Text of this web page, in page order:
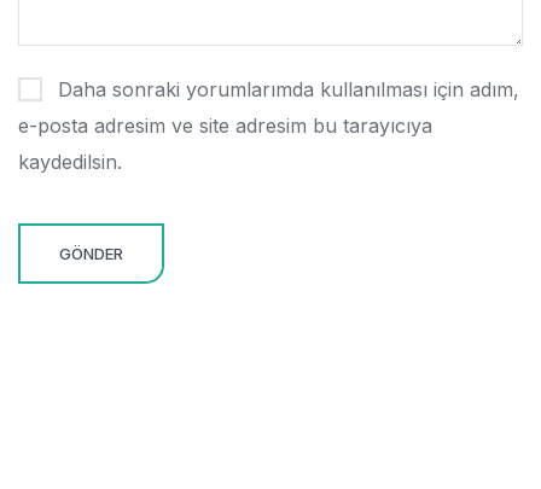
Daha sonraki yorumlarımda kullanılması için adım,
e-posta adresim ve site adresim bu tarayıcıya
kaydedilsin.